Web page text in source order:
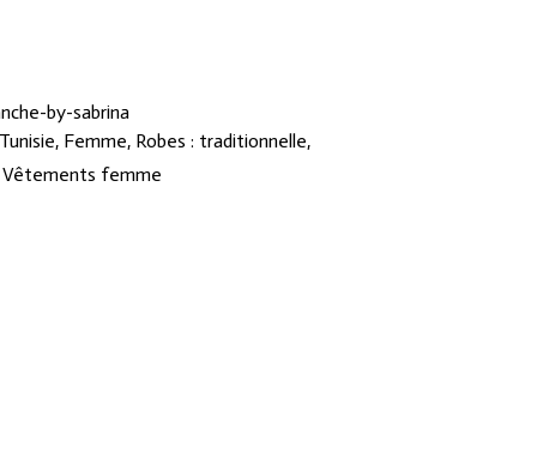
by-sabrina
, Femme, Robes : traditionnelle,
Vêtements femme